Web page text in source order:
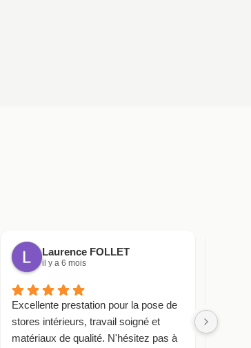
Laurence FOLLET
il y a 6 mois
Excellente prestation pour la pose de
stores intérieurs, travail soigné et
matériaux de qualité. N'hésitez pas à
les